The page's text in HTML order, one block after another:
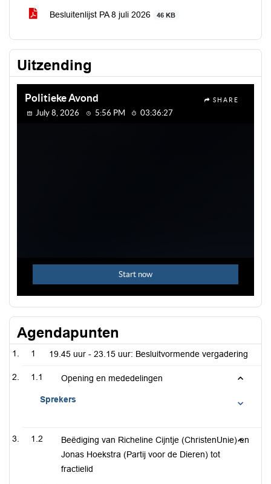
Besluitenlijst PA 8 juli 2026 46 KB
Uitzending
Agendapunten
1 19.45 uur - 23.15 uur: Besluitvormende vergadering
1.1 Opening en mededelingen
Sprekers
1.2
Beëdiging van Richeline Cijntje (ChristenUnie) en
Jonas Hoekstra (Partij voor de Dieren) tot
fractielid